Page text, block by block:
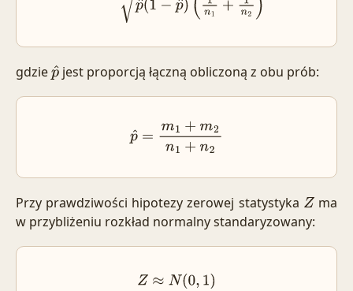
gdziep ^
jest proporcją łączną obliczoną z obu prób:
p^ =m 1+m2n1+n
Przy prawdziwości hipotezy zerowej statystyka Z ma
w przybliżeniu rozkład normalny standaryzowany:
Z≈ N(0,1)